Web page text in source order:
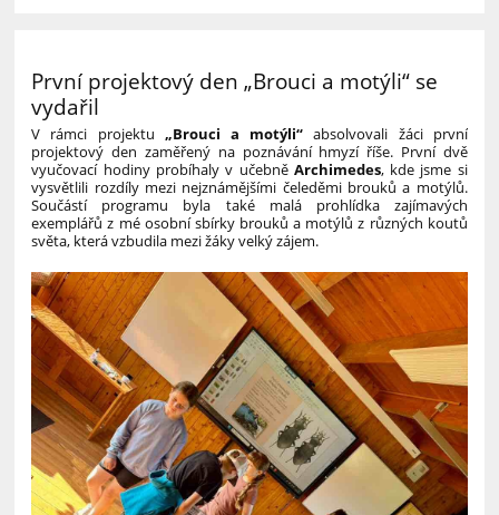
První projektový den „Brouci a motýli“ se
vydařil
V rámci projektu „Brouci a motýli“ absolvovali žáci první
projektový den zaměřený na poznávání hmyzí říše. První dvě
vyučovací hodiny probíhaly v učebně Archimedes, kde jsme si
vysvětlili rozdíly mezi nejznámějšími čeleděmi brouků a motýlů.
Součástí programu byla také malá prohlídka zajímavých
exemplářů z mé osobní sbírky brouků a motýlů z různých koutů
světa, která vzbudila mezi žáky velký zájem.